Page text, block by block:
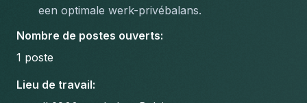
een optimale werk-privébalans.
Nombre de postes ouverts:
1 poste
Lieu de travail: